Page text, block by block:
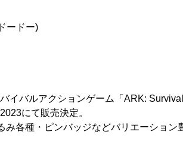
ードー)
イバルアクションゲーム「ARK:
にて販売決定。
み各種・ピンバッジなどバリエーション